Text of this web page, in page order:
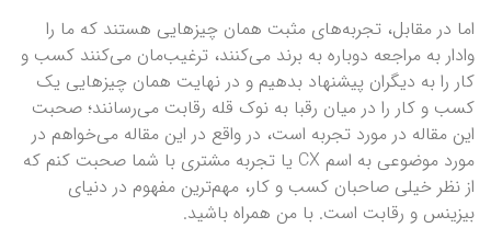
اما در مقابل، تجربه‌های مثبت همان چیزهایی هستند که ما را
وادار به مراجعه دوباره به برند می‌کنند، ترغیب‌مان می‌کنند کسب و
کار را به دیگران پیشنهاد بدهیم و در نهایت همان چیزهایی یک
کسب و کار را در میان رقبا به نوک قله رقابت می‌رسانند؛ صحبت
این مقاله در مورد تجربه است، در واقع در این مقاله می‌خواهم در
مورد موضوعی به اسم CX یا تجربه مشتری با شما صحبت کنم که
از نظر خیلی صاحبان کسب و کار، مهم‌ترین مفهوم در دنیای
بیزینس و رقابت است. با من همراه باشید.